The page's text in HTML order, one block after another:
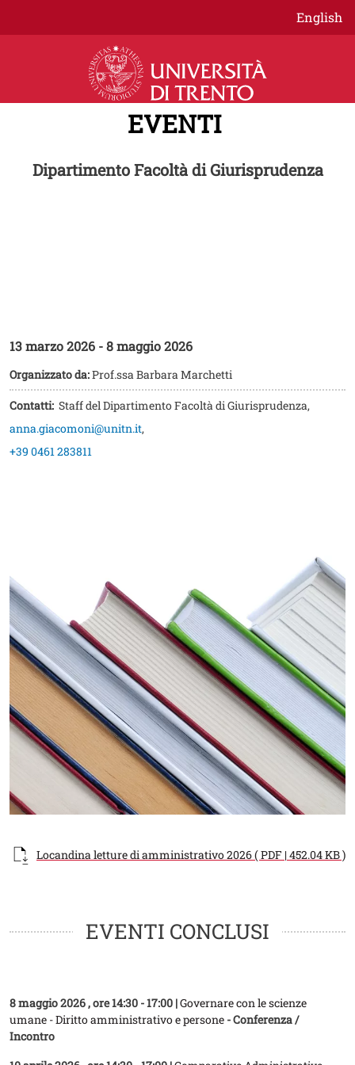
Salta al contenuto principale
English
EVENTI
Dipartimento Facoltà di Giurisprudenza
13 marzo 2026 -8 maggio 2026
Organizzato da:Prof.ssa Barbara Marchetti
Contatti: Staff del Dipartimento Facoltà di Giurisprudenza,
anna.giacomoni@unitn.it,
+39 0461 283811
Documento
Locandina letture di amministrativo 2026 ( PDF | 452.04 KB )
EVENTI CONCLUSI
8 maggio 2026, ore 14:30 - 17:00 |Governare con le scienze
umane - Diritto amministrativo e persone - Conferenza /
Incontro